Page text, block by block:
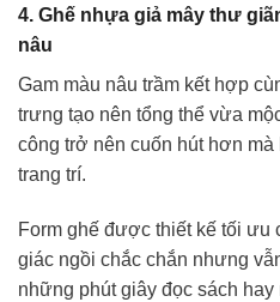
4. Ghế nhựa giả mây thư
nâu
Gam màu nâu trầm kết hợp
trưng tạo nên tổng thể vừa
công trở nên cuốn hút hơn
trang trí.
Form ghế được thiết kế tối ưu
giác ngồi chắc chắn nhưng
những phút giây đọc sách